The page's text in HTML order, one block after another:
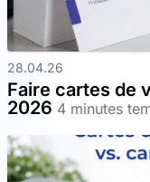
28.04.26
Faire cartes de
2026 4 minutes